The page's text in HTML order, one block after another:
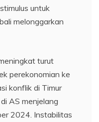
untuk
melonggarkan
turut
perekonomian ke
konflik di Timur
AS menjelang
2024. Instabilitas